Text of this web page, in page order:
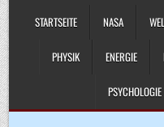
STARTSEITE
NASA
PHYSIK ENERGIE
PSYCHOLOGIE